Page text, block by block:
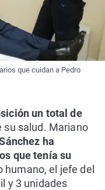
que cuidan a Pedro
un total de
su salud. Mariano
ha
que tenía su
humano, el jefe del
y 3 unidades